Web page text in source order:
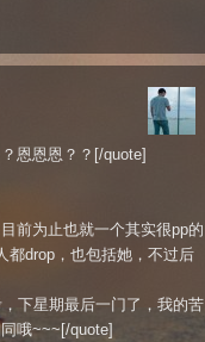
恩恩恩？？[/quote]
前为止也就一个其实很pp的
都drop，也包括她，不过后
下星期最后一门了，我的苦
哦~~~[/quote]